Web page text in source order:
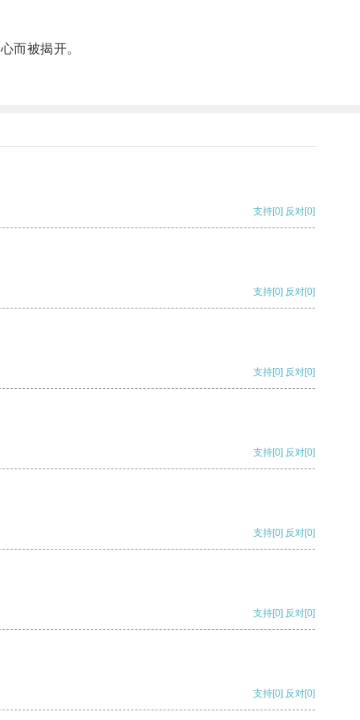
而被揭开。
支持[0] 反对[0]
支持[0] 反对[0]
支持[0] 反对[0]
支持[0] 反对[0]
支持[0] 反对[0]
支持[0] 反对[0]
支持[0] 反对[0]